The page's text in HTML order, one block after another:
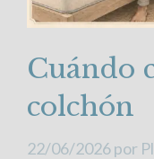
Cuándo
colchón
22/06/2026por